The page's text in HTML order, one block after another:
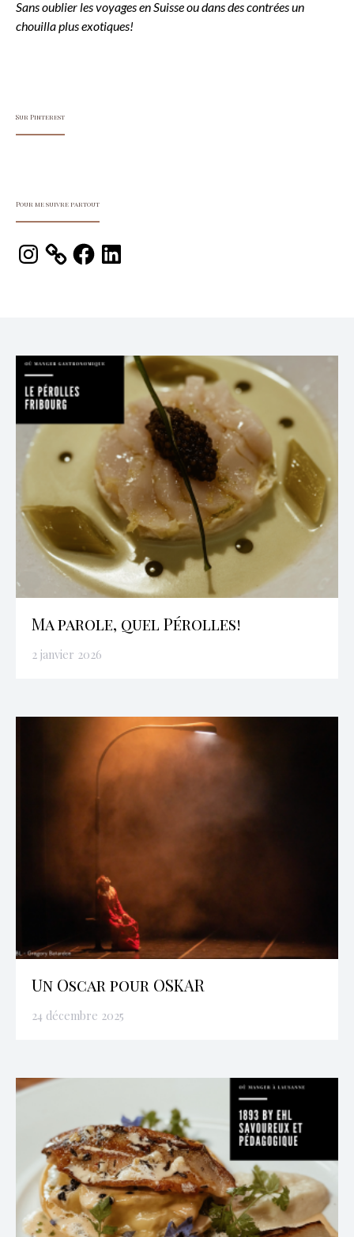
Sans oublier les voyages en Suisse ou dans des contrées un
chouilla plus exotiques!
Sur Pinterest
Pour me suivre partout
Instagram FacebookLinkedIn
Ma parole, quel Pérolles!
2 janvier 2026
Un Oscar pour OSKAR
24 décembre 2025